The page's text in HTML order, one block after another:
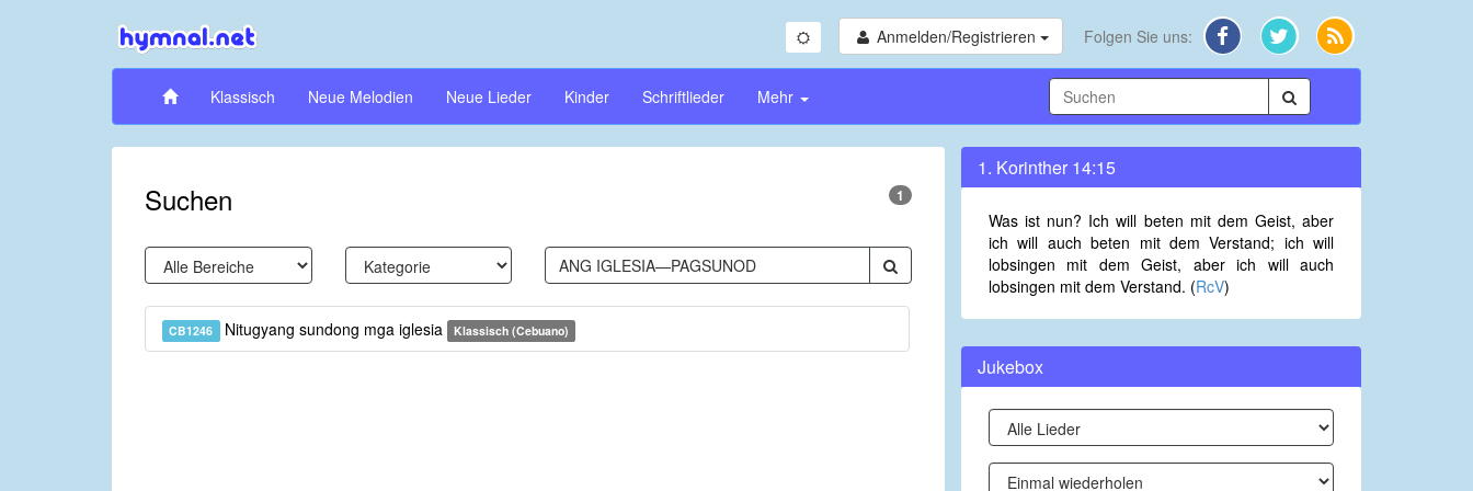
Anmelden/Registrieren Folgen Sie uns:
Klassisch Neue Melodien Neue Lieder Kinder Schriftlieder Mehr
Suchen 1
CB1246 Nitugyang sundong mga iglesia Klassisch (Cebuano)
1. Korinther 14:15
Was ist nun? Ich will beten mit dem Geist, aber
ich will auch beten mit dem Verstand; ich will
lobsingen mit dem Geist, aber ich will auch
lobsingen mit dem Verstand. (RcV)
Jukebox